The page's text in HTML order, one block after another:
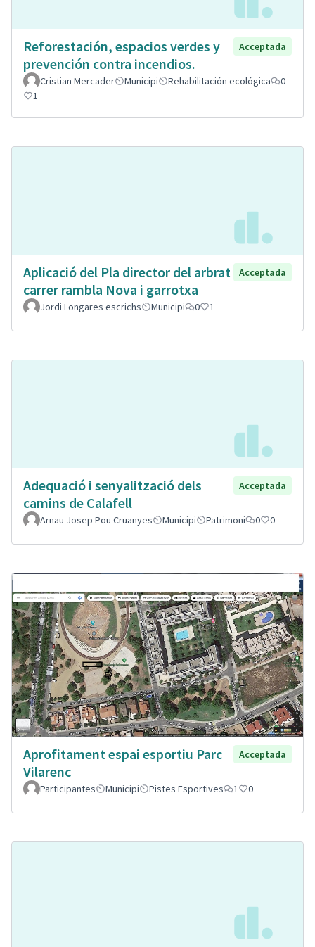
Reforestación, espacios verdes y
prevención contra incendios.
Acceptada
Cristian Mercader Municipi Rehabilitación ecológica
0
1
Aplicació del Pla director del arbrat
carrer rambla Nova i garrotxa
Acceptada
Jordi Longares escrichs Municipi 0 1
Adequació i senyalització dels
camins de Calafell
Acceptada
Arnau Josep Pou Cruanyes Municipi Patrimoni 0 0
Aprofitament espai esportiu Parc
Vilarenc
Acceptada
Participantes Municipi Pistes Esportives 1 0